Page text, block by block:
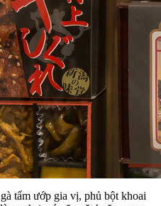
tẩm ướp gia vị, phủ bột khoai